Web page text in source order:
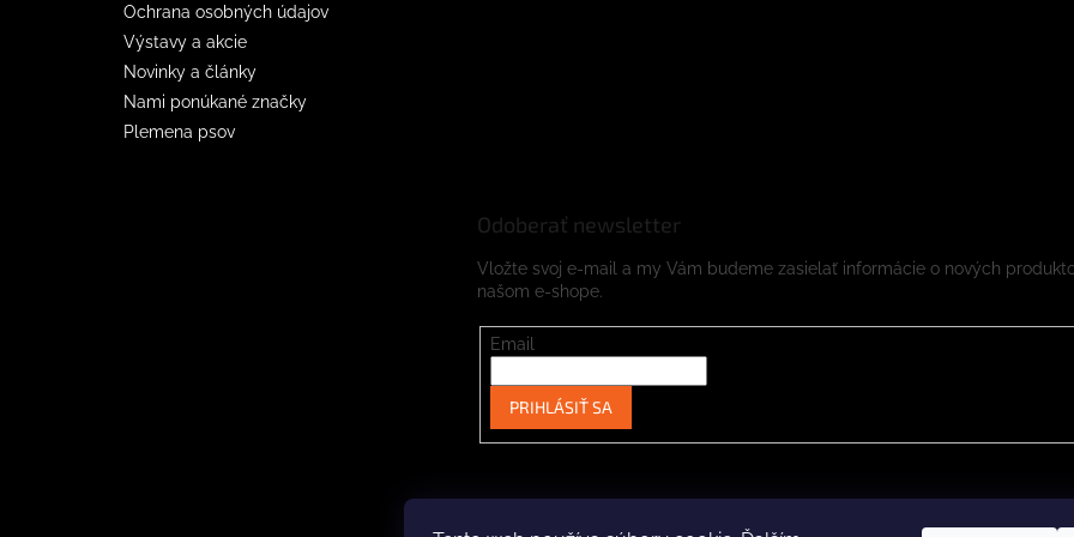
Ochrana osobných údajov
Výstavy a akcie
Novinky a články
Nami ponúkané značky
Plemena psov
Odoberať newsletter
Vložte svoj e-mail a my Vám budeme zasielať informácie o nových
našom e-shope.
Email
PRIHLÁSIŤ SA
Instagram